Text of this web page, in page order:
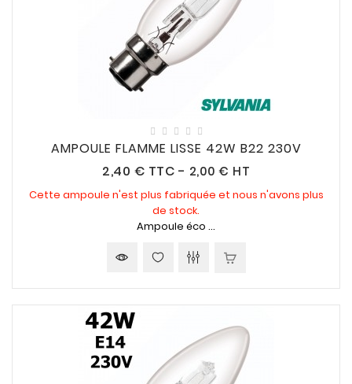
AMPOULE FLAMME LISSE 42W B22 230V
2,40 € Prix
TTC - 2,00 € HT
Cette ampoule n'est plus fabriquée et nous n'avons plus
de stock.
Ampoule éco ...